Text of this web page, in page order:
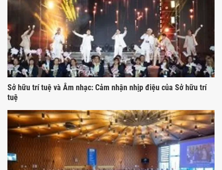
Sở hữu trí tuệ và Âm nhạc: Cảm nhận nhịp điệu của Sở hữu trí
tuệ